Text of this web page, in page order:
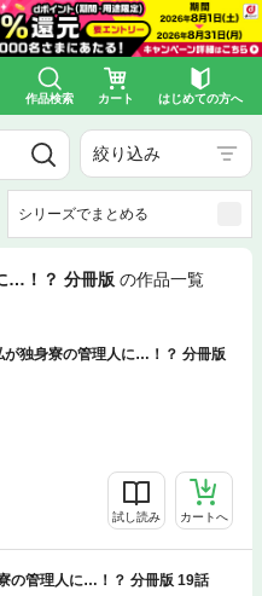
作品検索 カート はじめての方へ
絞り込み
シリーズでまとめる
…！？ 分冊版 の作品一覧
が独身寮の管理人に…！？ 分冊版
試し読み カートへ
の管理人に…！？ 分冊版 19話